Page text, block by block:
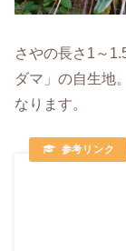
さやの長さ1～
ダマ」の自生地
なります。